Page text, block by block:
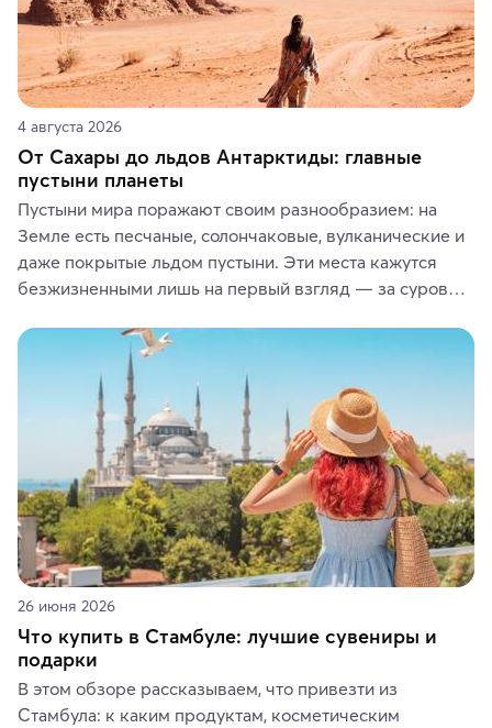
4 августа 2026
От Сахары до льдов Антарктиды: главные
пустыни планеты
Пустыни мира поражают своим разнообразием: на
Земле есть песчаные, солончаковые, вулканические и
даже покрытые льдом пустыни. Эти места кажутся
безжизненными лишь на первый взгляд — за суровой
животные и маршруты, которые дарят одни из самых
ярких впечатлений от путешествий.
26 июня 2026
Что купить в Стамбуле: лучшие сувениры и
подарки
В этом обзоре рассказываем, что привезти из
Стамбула: к каким продуктам, косметическим